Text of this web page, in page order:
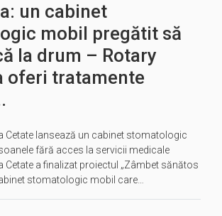
un cabinet
mobil pregătit să
la drum – Rotary
oferi tratamente
Cetate lansează un cabinet stomatologic
fără acces la servicii medicale
Cetate a finalizat proiectul „Zâmbet sănătos
stomatologic mobil care…